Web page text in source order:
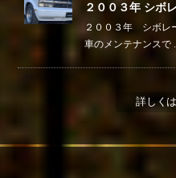
２００３年 シボ
２００３年 シボ
車のメンテナンスで
詳しく